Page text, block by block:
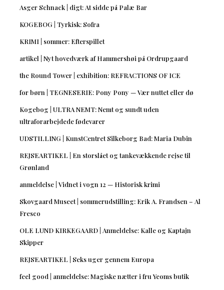
Asger Schnack | digt: At sidde på Palæ Bar
KOGEBOG | Tyrkisk: Sofra
KRIMI | sommer: Efterspillet
artikel | Nyt hovedværk af Hammershøi på Ordrupgaard
the Round Tower | exhibition: REFRACTIONS OF ICE
for børn | TEGNESERIE: Pony Pony — Vær nuttet eller dø
Kogebog | ULTRA NEMT: Nemt og sundt uden
ultraforarbejdede fødevarer
UDSTILLING | KunstCentret Silkeborg Bad: Maria Dubin
REJSEARTIKEL | En storslået og tankevækkende rejse til
Grønland
anmeldelse | Vidnet i vogn 12 — Historisk krimi
Skovgaard Museet | sommerudstilling: Erik A. Frandsen – Al
Fresco
OLE LUND KIRKEGAARD | Anmeldelse: Kalle og Kaptajn
Skipper
REJSEARTIKEL | Seks uger gennem Europa
feel good | anmeldelse: Magiske nætter i fru Yeoms butik